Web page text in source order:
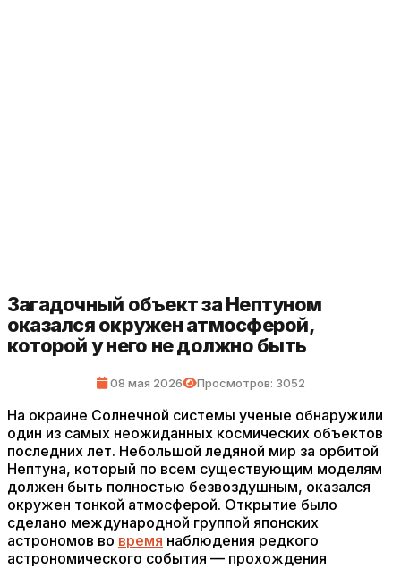
Загадочный объект за Нептуном
оказался окружен атмосферой,
которой у него не должно быть
08 мая 2026 Просмотров: 3052
На окраине Солнечной системы ученые обнаружили
один из самых неожиданных космических объектов
последних лет. Небольшой ледяной мир за орбитой
Нептуна, который по всем существующим моделям
должен быть полностью безвоздушным, оказался
окружен тонкой атмосферой. Открытие было
сделано международной группой японских
астрономов во время наблюдения редкого
астрономического события — прохождения